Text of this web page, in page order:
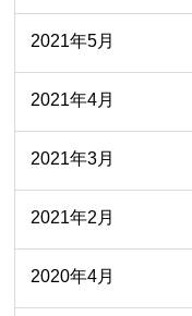
2021年5月
2021年4月
2021年3月
2021年2月
2020年4月